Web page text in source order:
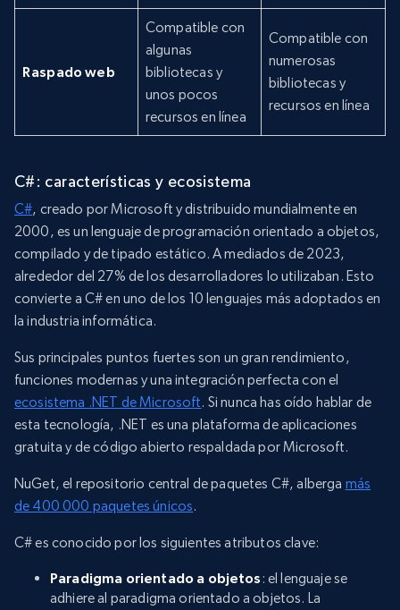
Raspado web
Compatible con
algunas
bibliotecas y
unos pocos
recursos en línea
Compatible con
numerosas
bibliotecas y
recursos en línea
C#: características y ecosistema
C#, creado por Microsoft y distribuido mundialmente en
2000, es un lenguaje de programación orientado a objetos,
compilado y de tipado estático. A mediados de 2023,
alrededor del 27% de los desarrolladores lo utilizaban. Esto
convierte a C# en uno de los 10 lenguajes más adoptados en
la industria informática.
Sus principales puntos fuertes son un gran rendimiento,
funciones modernas y una integración perfecta con el
ecosistema .NET de Microsoft. Si nunca has oído hablar de
esta tecnología, .NET es una plataforma de aplicaciones
gratuita y de código abierto respaldada por Microsoft.
NuGet, el repositorio central de paquetes C#, alberga más
de 400 000 paquetes únicos.
C# es conocido por los siguientes atributos clave:
Paradigma orientado a objetos : el lenguaje se
adhiere al paradigma orientado a objetos. La